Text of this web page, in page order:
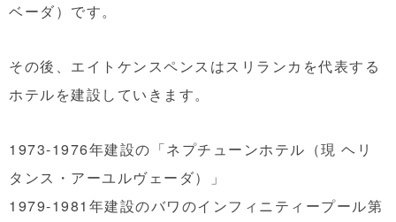
ベーダ）です。
その後、エイトケンスペンスはスリランカを代表する
ホテルを建設していきます。
1973-1976年建設の「ネプチューンホテル（現 ヘリ
タンス・アーユルヴェーダ）」
1979-1981年建設のバワのインフィニティープール第